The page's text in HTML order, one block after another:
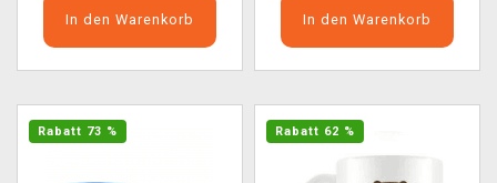
In den Warenkorb In den Warenkorb
Rabatt 73 % Rabatt 62 %